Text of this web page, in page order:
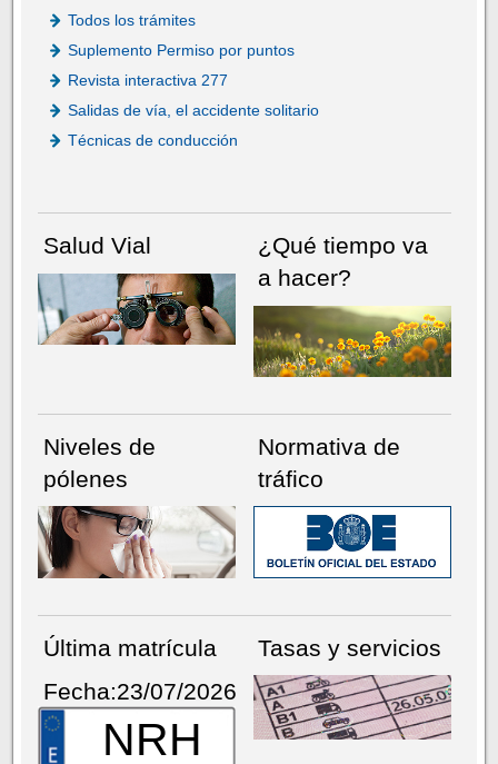
Todos los trámites
Suplemento Permiso por puntos
Revista interactiva 277
Salidas de vía, el accidente solitario
Técnicas de conducción
Salud Vial
¿Qué tiempo va
a hacer?
Niveles de
pólenes
Normativa de
tráfico
Última matrícula
Fecha:23/07/2026
NRH
Tasas y servicios